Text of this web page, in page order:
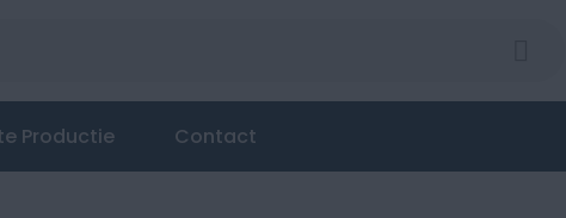
Productie Contact